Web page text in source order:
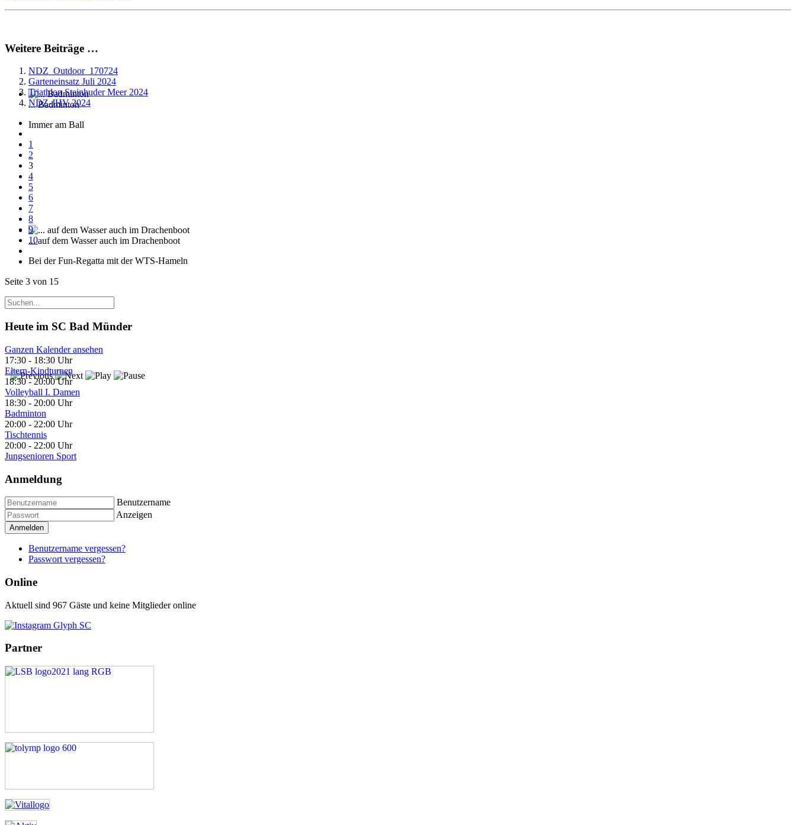
... Badminton
Immer am Ball
... auf dem Wasser auch im Drachenboot
Bei der Fun-Regatta mit der WTS-Hameln
Weitere Beiträge …
NDZ_Outdoor_170724
Garteneinsatz Juli 2024
Triathlon Steinhuder Meer 2024
NDZ-JHV 2024
1
2
3
4
5
6
7
8
9
10
Seite 3 von 15
Heute im SC Bad Münder
Ganzen Kalender ansehen
17:30 - 18:30 Uhr
Eltern-Kindturnen
18:30-20:00 Uhr
Volleyball I. Damen
18:30 - 20:00 Uhr
Badminton
20:00 - 22:00 Uhr
Tischtennis
20:00 - 22:00 Uhr
Jungsenioren Sport
Anmeldung
Benutzername
Anzeigen
Anmelden
Benutzername vergessen?
Passwort vergessen?
Online
Aktuell sind 967 Gäste und keine Mitglieder online
Partner